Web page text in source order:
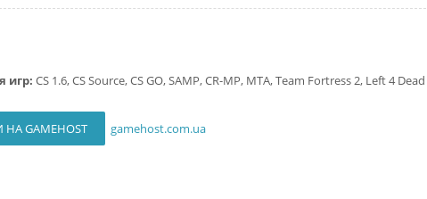
игр: CS 1.6, CS Source, CS GO, SAMP, CR-MP, MTA, Team Fortress 2, Left 4 Dead
GAMEHOST
gamehost.com.ua